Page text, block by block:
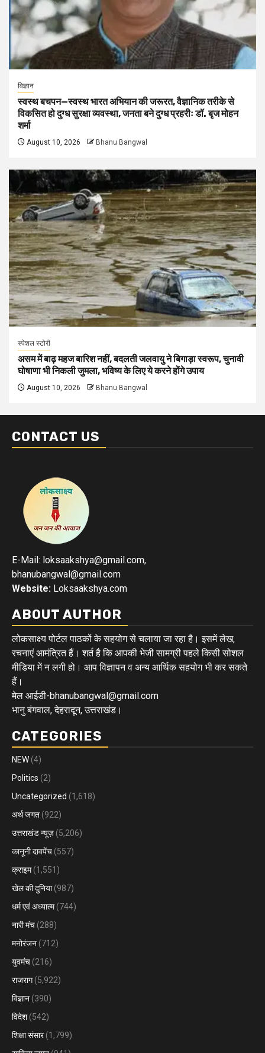
विज्ञान
स्वस्थ बचपन—स्वस्थ भारत अभियान की जरूरत, वैज्ञानिक तरीके से
विकसित हो दुग्ध सुरक्षा व्यवस्था, जनता बने दुग्ध प्रहरीः डॉ. बृज मोहन
शर्मा
August 10, 2026 Bhanu Bangwal
स्पेशल स्टोरी
असम में बाढ़ महज बारिश नहीं, बदलती जलवायु ने बिगाड़ा स्वरूप, चुनावी
घोषाणा भी निकली जुमला, भविष्य के लिए ये करने होंगे उपाय
August 10, 2026 Bhanu Bangwal
CONTACT US
E-Mail: loksaakshya@gmail.com,
bhanubangwal@gmail.com
Website: Loksaakshya.com
ABOUT AUTHOR
लोकसाक्ष्य पोर्टल पाठकों के सहयोग से चलाया जा रहा है। इसमें लेख,
रचनाएं आमंत्रित हैं। शर्त है कि आपकी भेजी सामग्री पहले किसी सोशल
मीडिया में न लगी हो। आप विज्ञापन व अन्य आर्थिक सहयोग भी कर सकते
हैं।
मेल आईडी-bhanubangwal@gmail.com
भानु बंगवाल, देहरादून, उत्तराखंड।
CATEGORIES
NEW (4)
Politics (2)
Uncategorized (1,618)
अर्थ जगत (922)
उत्तराखंड न्यूज़ (5,206)
कानूनी दावपेंच (557)
क्राइम(1,551)
खेल की दुनिया(987)
धर्म एवं अध्यात्म(744)
नारी मंच (288)
मनोरंजन (712)
युवमंच (216)
राजराग(5,922)
विज्ञान (390)
विदेश (542)
शिक्षा संसार(1,799)